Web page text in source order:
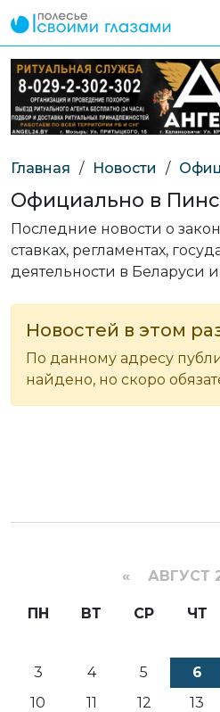
Главная / Новости /
Официально в
Последние новости о
ставках, регламентах,
деятельности в Беларуси
Новостей в этом
По данному адресу
найдено, но скоро
« АВГУСТ
ПН ВТ СР ЧТ
3
4 5 6
10
11 12 13